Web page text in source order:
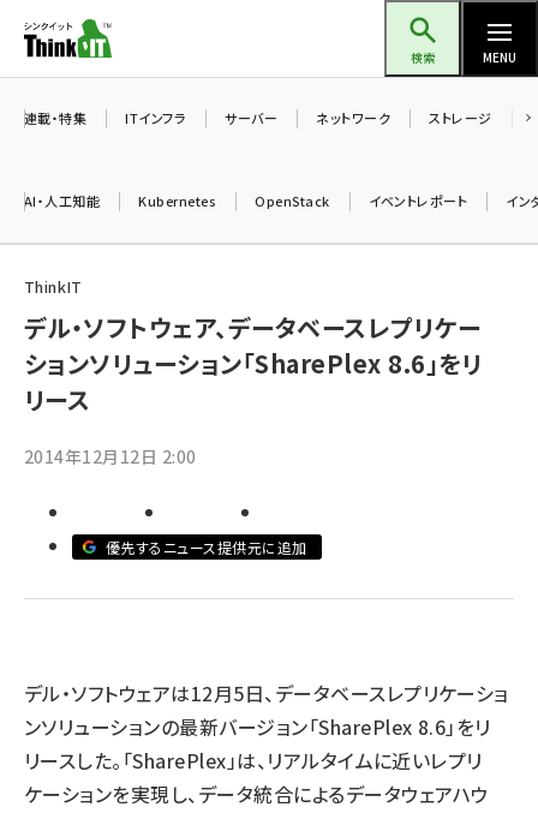
ン
ツ
検索 MENU
加藤銘のチーム貢献～仲間と築いた勝利の絆～ (2297)
iot女子会 (2248)
drupal (1929)
abc123 (1341)
連載・特集 ITインフラ サーバー ネットワーク ストレージ
AI・人工知能 Kubernetes OpenStack イベントレポート イン
ThinkIT
デル・ソフトウェア、データベースレプリケー
ションソリューション「SharePlex 8.6」をリ
リース
2014年12月12日 2:00
優先するニュース提供元に追加
デル・ソフトウェアは12月5日、データベースレプリケーショ
ンソリューションの最新バージョン「SharePlex 8.6」をリ
リースした。「SharePlex」は、リアルタイムに近いレプリ
ケーションを実現し、データ統合によるデータウェアハウ